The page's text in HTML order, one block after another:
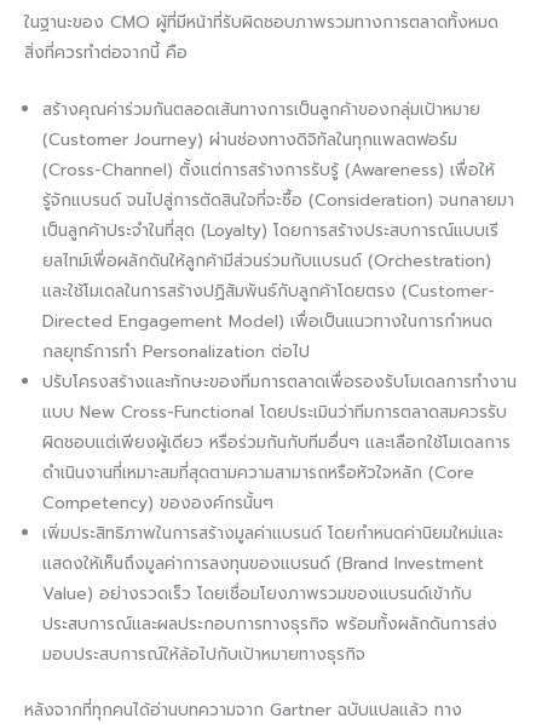
ในฐานะของ CMO ผู้ที่มีหน้าที่รับผิดชอบภาพรวมทางการตลาดทั้งหมด
สิ่งที่ควรทำต่อจากนี้ คือ
สร้างคุณค่าร่วมกันตลอดเส้นทางการเป็นลูกค้าของกลุ่มเป้าหมาย
(Customer Journey) ผ่านช่องทางดิจิทัลในทุกแพลตฟอร์ม
(Cross-Channel) ตั้งแต่การสร้างการรับรู้ (Awareness) เพื่อให้
รู้จักแบรนด์ จนไปสู่การตัดสินใจที่จะซื้อ (Consideration) จนกลายมา
เป็นลูกค้าประจำในที่สุด (Loyalty) โดยการสร้างประสบการณ์แบบเรี
ยลไทม์เพื่อผลักดันให้ลูกค้ามีส่วนร่วมกับแบรนด์ (Orchestration)
และใช้โมเดลในการสร้างปฏิสัมพันธ์กับลูกค้าโดยตรง (Customer-
Directed Engagement Model) เพื่อเป็นแนวทางในการกำหนด
กลยุทธ์การทำ Personalization ต่อไป
ปรับโครงสร้างและทักษะของทีมการตลาดเพื่อรองรับโมเดลการทำงาน
แบบ New Cross-Functional โดยประเมินว่าทีมการตลาดสมควรรับ
ผิดชอบแต่เพียงผู้เดียว หรือร่วมกันกับทีมอื่นๆ และเลือกใช้โมเดลการ
ดำเนินงานที่เหมาะสมที่สุดตามความสามารถหรือหัวใจหลัก (Core
Competency) ขององค์กรนั้นๆ
เพิ่มประสิทธิภาพในการสร้างมูลค่าแบรนด์ โดยกำหนดค่านิยมใหม่และ
แสดงให้เห็นถึงมูลค่าการลงทุนของแบรนด์ (Brand Investment
Value) อย่างรวดเร็ว โดยเชื่อมโยงภาพรวมของแบรนด์เข้ากับ
ประสบการณ์และผลประกอบการทางธุรกิจ พร้อมทั้งผลักดันการส่ง
มอบประสบการณ์ให้ล้อไปกับเป้าหมายทางธุรกิจ
หลังจากที่ทุกคนได้อ่านบทความจาก Gartner ฉบับแปลแล้ว ทาง